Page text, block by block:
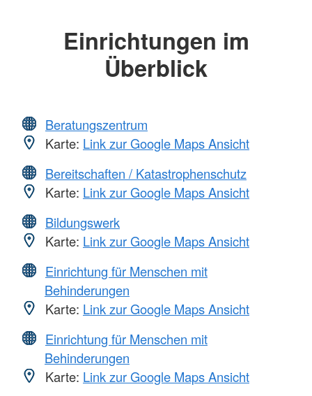
Einrichtungen im
Überblick
Beratungszentrum
Karte: Link zur Google Maps Ansicht
Bereitschaften / Katastrophenschutz
Karte: Link zur Google Maps Ansicht
Bildungswerk
Karte: Link zur Google Maps Ansicht
Einrichtung für Menschen mit
Behinderungen
Karte: Link zur Google Maps Ansicht
Einrichtung für Menschen mit
Behinderungen
Karte: Link zur Google Maps Ansicht